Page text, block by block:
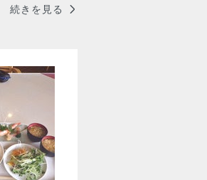
続きを見る